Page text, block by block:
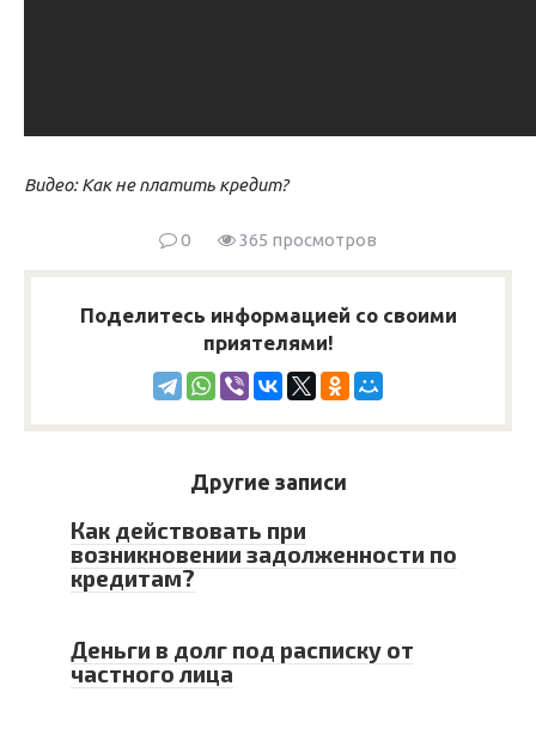
Видео: Как не платить кредит?
0 365 просмотров
Поделитесь информацией со своими
приятелями!
Другие записи
Как действовать при
возникновении задолженности по
кредитам?
Деньги в долг под расписку от
частного лица